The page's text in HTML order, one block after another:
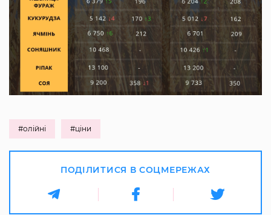
#олійні #ціни
ПОДІЛИТИСЯ В СОЦМЕРЕЖАХ